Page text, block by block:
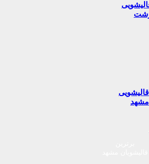
قالیشویی
مشهد